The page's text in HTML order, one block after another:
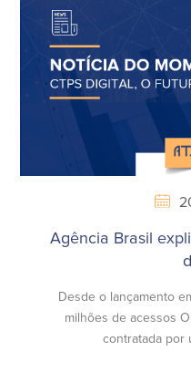
Agência Brasil
Desde o lançamento
milhões de acessos
contratada por